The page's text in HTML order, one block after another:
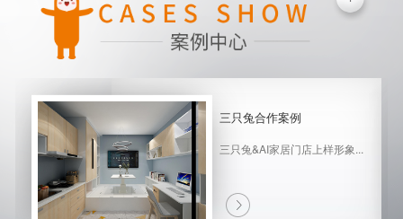
三只兔合作案例
三只兔&AI家居门店上样形象...